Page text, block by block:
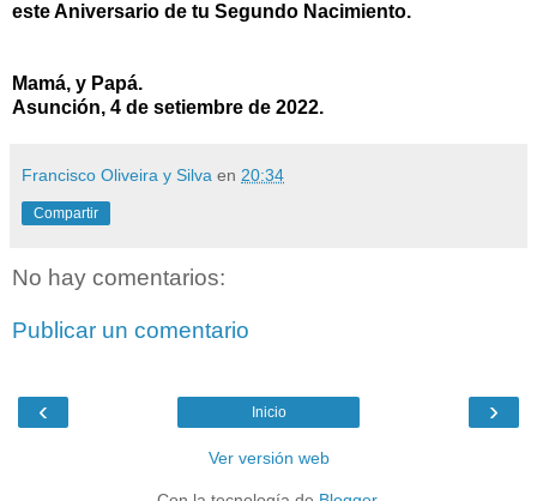
este Aniversario de tu Segundo Nacimiento.
Mamá, y Papá.
Asunción, 4 de setiembre de 2022.
Francisco Oliveira y Silva en 20:34
Compartir
No hay comentarios:
Publicar un comentario
‹ ›
Inicio
Ver versión web